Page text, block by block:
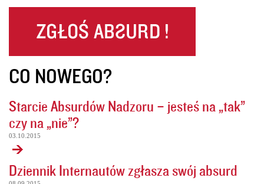
CO NOWEGO?
Starcie Absurdów Nadzoru – jesteś na „tak”
czy na „nie”?
03.10.2015
Dziennik Internautów zgłasza swój absurd